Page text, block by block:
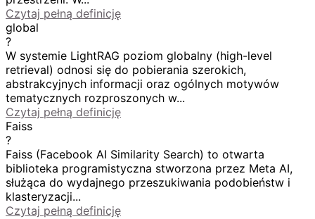
Czytaj pełną definicję
global
?
W systemie LightRAG poziom globalny (high-level
retrieval) odnosi się do pobierania szerokich,
abstrakcyjnych informacji oraz ogólnych motywów
tematycznych rozproszonych w...
Czytaj pełną definicję
Faiss
?
Faiss (Facebook AI Similarity Search) to otwarta
biblioteka programistyczna stworzona przez Meta AI,
służąca do wydajnego przeszukiwania podobieństw i
klasteryzacji...
Czytaj pełną definicję